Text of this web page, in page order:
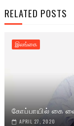
RELATED POSTS
இலங்கை
கோப்பாயில் கை
APRIL 27, 2020